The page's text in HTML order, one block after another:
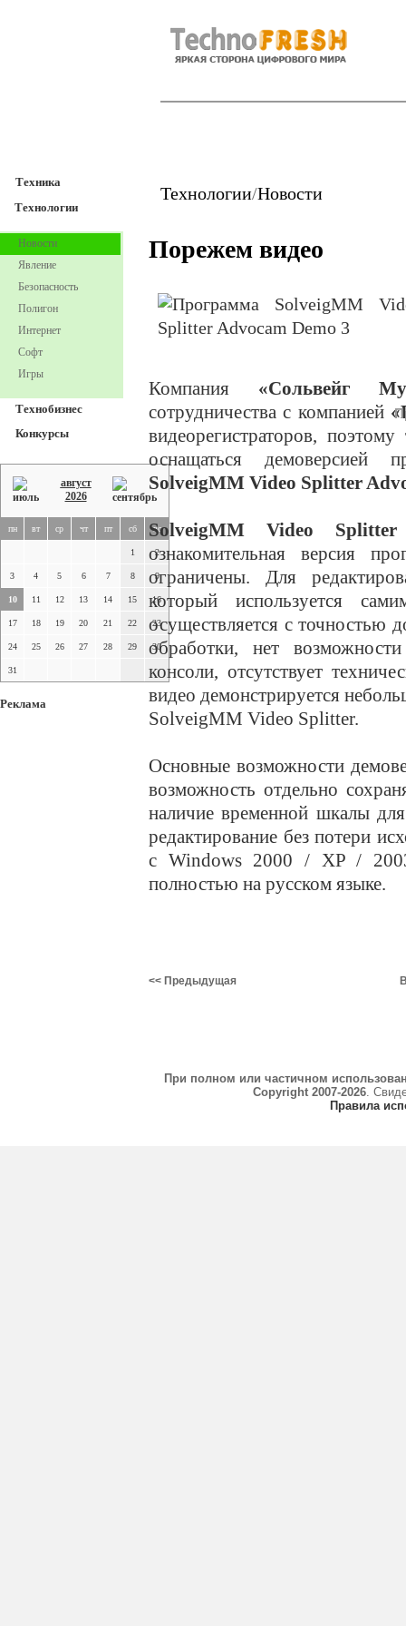
Техника
Технологии
Новости
Явление
Безопасность
Полигон
Интернет
Софт
Игры
Технобизнес
Конкурсы
август
2026
пн вт ср чт пт сб вс
1 2
3 4 5 6 7 8 9
10 11 12 13 14 15 16
17 18 19 20 21 22 23
24 25 26 27 28 29 30
31
Реклама
Технологии/Новости
Порежем видео
Компания «Сольвейг
сотрудничества с компанией
видеорегистраторов,
оснащаться демоверсией
SolveigMM Video Splitter
SolveigMM Video
ознакомительная версия
ограничены. Для
который используется
осуществляется с точностью
обработки, нет
консоли, отсутствует
видео демонстрируется
SolveigMM Video Splitter.
Основные возможности
возможность отдельно
наличие временной шкалы
редактирование без потери
с Windows 2000 / XP /
полностью на русском языке.
<< Предыдущая
При полном или частичном
Copyright 2007-2026.
Правила